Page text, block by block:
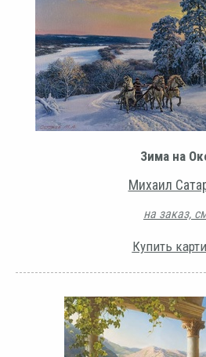
Зима на
Михаил
на заказ,
Купить